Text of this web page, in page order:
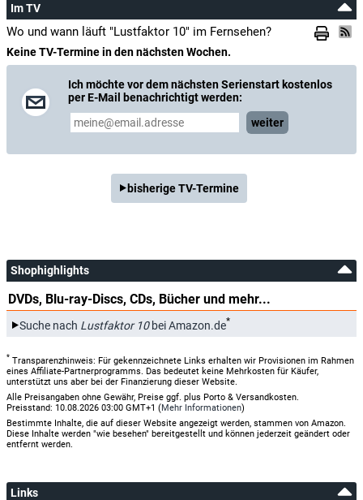
Im TV
Wo und wann läuft "Lustfaktor 10" im Fernsehen?
Keine TV-Termine in den nächsten Wochen.
Ich möchte vor dem nächsten Serienstart kostenlos
per E-Mail benachrichtigt werden:
weiter
bisherige TV-Termine
Shophighlights
DVDs, Blu-ray-Discs, CDs, Bücher und mehr...
Suche nach Lustfaktor 10bei Amazon.de*
* Transparenzhinweis: Für gekennzeichnete Links erhalten wir Provisionen im Rahmen
eines Affiliate-Partnerprogramms. Das bedeutet keine Mehrkosten für Käufer,
unterstützt uns aber bei der Finanzierung dieser Website.
Alle Preisangaben ohne Gewähr, Preise ggf. plus Porto & Versandkosten.
Preisstand: 10.08.2026 03:00 GMT+1 (Mehr Informationen)
Bestimmte Inhalte, die auf dieser Website angezeigt werden, stammen von Amazon.
Diese Inhalte werden "wie besehen" bereitgestellt und können jederzeit geändert oder
entfernt werden.
Links